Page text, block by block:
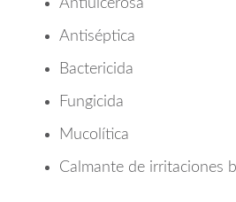
Antiséptica
Bactericida
Fungicida
Mucolítica
Calmante de irritaciones